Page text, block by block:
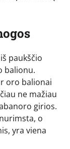
paukščio
balionu.
oro balionai
ne mažiau
girios.
o
yra viena